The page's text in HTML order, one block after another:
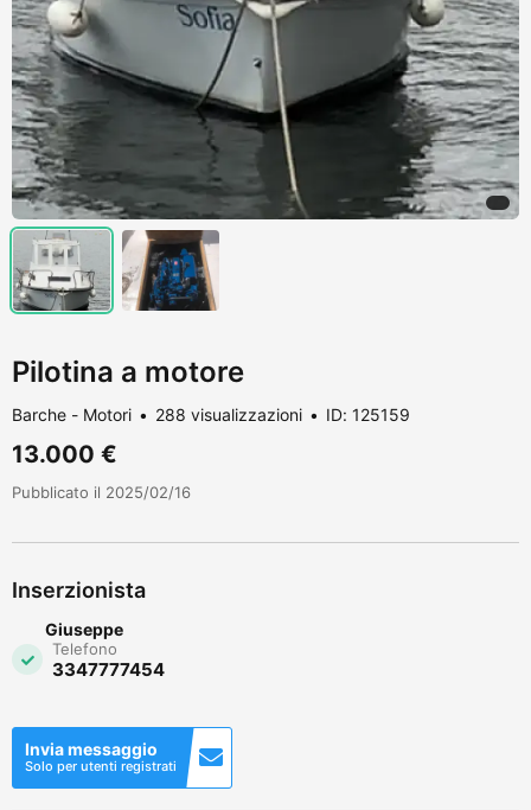
Pilotina a motore
Barche - Motori 288 visualizzazioni ID: 125159
13.000 €
Pubblicato il 2025/02/16
Inserzionista
Giuseppe
Telefono
3347777454
Invia messaggio
Solo per utenti registrati